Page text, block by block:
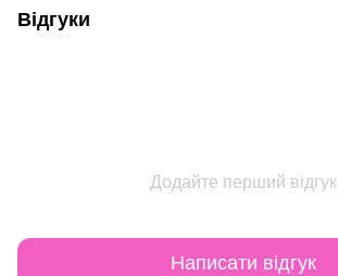
Відгуки
Додайте перший відгук
Написати відгук